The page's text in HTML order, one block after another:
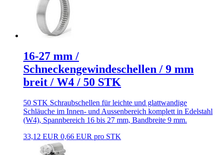
16-27 mm /
Schneckengewindeschellen / 9 mm
breit / W4 / 50 STK
50 STK Schraubschellen für leichte und glattwandige
Schläuche im Innen- und Aussenbereich komplett in Edelstahl
(W4), Spannbereich 16 bis 27 mm, Bandbreite 9 mm.
33,12 EUR 0,66 EUR pro STK